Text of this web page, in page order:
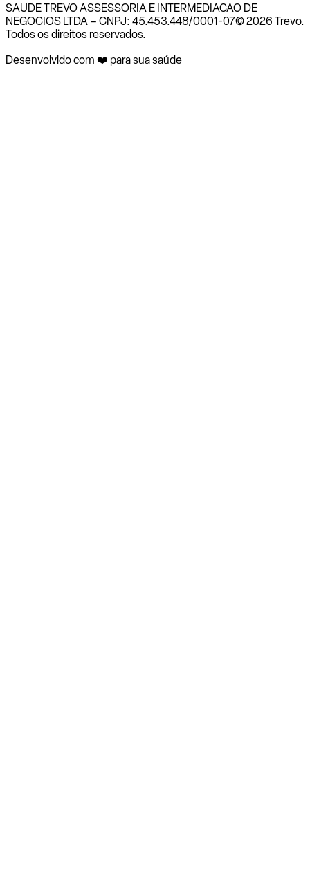
SAUDE TREVO ASSESSORIA E INTERMEDIACAO DE
NEGOCIOS LTDA – CNPJ: 45.453.448/0001-07© 2026 Trevo.
Todos os direitos reservados.
Desenvolvido com ❤️ para sua saúde